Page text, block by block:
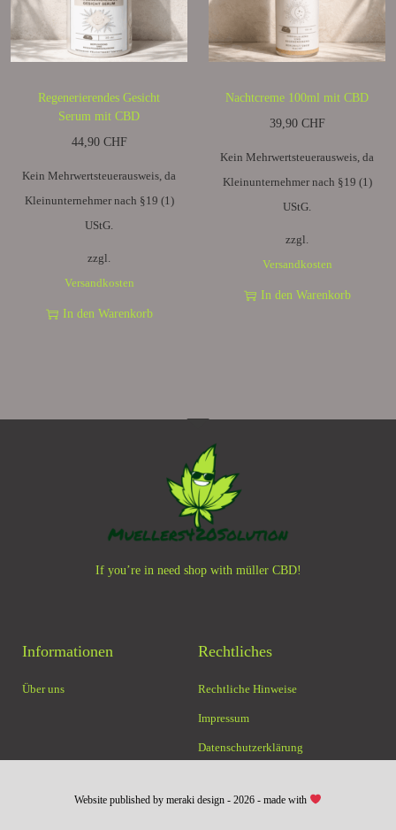
Regenerierendes Gesicht
Serum mit CBD
44,90 CHF
Kein Mehrwertsteuerausweis, da
Kleinunternehmer nach §19 (1)
UStG.
zzgl.
Versandkosten
In den Warenkorb
Nachtcreme 100ml mit CBD
39,90 CHF
Kein Mehrwertsteuerausweis, da
Kleinunternehmer nach §19 (1)
UStG.
zzgl.
Versandkosten
In den Warenkorb
If you’re in need shop with müller CBD!
Informationen
Über uns
Rechtliches
Rechtliche Hinweise
Impressum
Datenschutzerklärung
Website published by meraki design - 2026 - made with